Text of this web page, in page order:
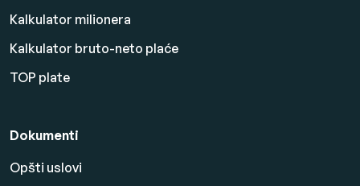
Kalkulator milionera
Kalkulator bruto-neto plaće
TOP plate
Dokumenti
Opšti uslovi